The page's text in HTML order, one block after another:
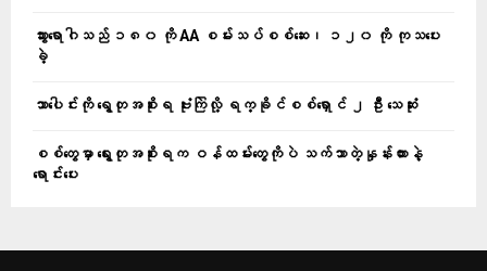
သွားရောဂါသည် ၁၈၀ ကို AA စမ်းသပ်စစ်ဆေး၊ ၁၂၀ ကို ကုသပေး
ခဲ့
သာပေါင်းကို ရွေတုအစိုးရ ဗုံးကြဲလို့ ရက္ခိုင်စစ်ရှောင် ၂ ဦး သေဆုံး
စစ်တွေမှာ ရွေးတုအစိုးရက ဝန်ထမ်းတွေကိုပဲ သက်သာတဲ့နှုန်းထားနဲ့
ရောင်းပေး